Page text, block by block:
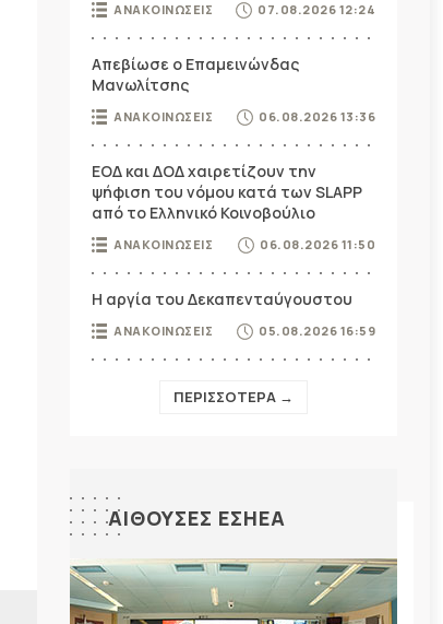
ΑΝΑΚΟΙΝΩΣΕΙΣ 07.08.2026 12:24
Απεβίωσε ο Επαμεινώνδας
Μανωλίτσης
ΑΝΑΚΟΙΝΩΣΕΙΣ 06.08.2026 13:36
ΕΟΔ και ΔΟΔ χαιρετίζουν την
ψήφιση του νόμου κατά των SLAPP
από το Ελληνικό Κοινοβούλιο
ΑΝΑΚΟΙΝΩΣΕΙΣ 06.08.2026 11:50
Η αργία του Δεκαπενταύγουστου
ΑΝΑΚΟΙΝΩΣΕΙΣ 05.08.2026 16:59
ΠΕΡΙΣΣΟΤΕΡΑ →
ΑΙΘΟΥΣΕΣ ΕΣΗΕΑ